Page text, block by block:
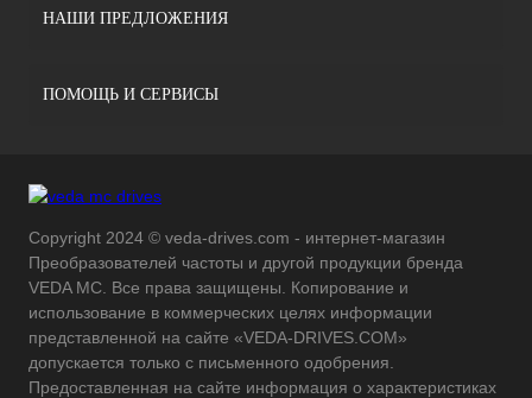
НАШИ ПРЕДЛОЖЕНИЯ
ПОМОЩЬ И СЕРВИСЫ
Copyright 2024 © veda-drives.com - интернет-магазин
Преобразователей частоты и другой продукции бренда
VEDA MC. Все права защищены. Копирование и
использование в коммерческих целях информации
представленной на сайте «VEDA-DRIVES.COM»
допускается только с письменного одобрения.
Предоставленная на сайте информация о характеристиках